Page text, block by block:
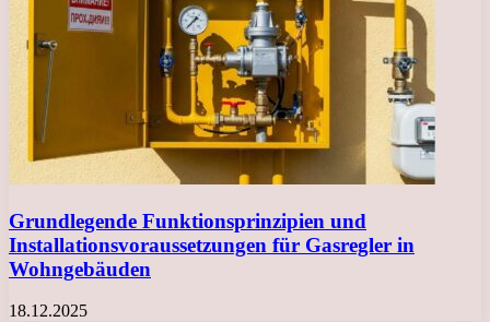
Grundlegende Funktionsprinzipien und
Installationsvoraussetzungen für Gasregler in
Wohngebäuden
18.12.2025